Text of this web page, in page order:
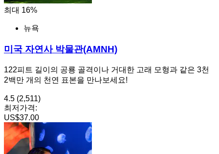
최대 16%
뉴욕
미국 자연사 박물관(AMNH)
122피트 길이의 공룡 골격이나 거대한 고래 모형과 같은 3천
2백만 개의 천연 표본을 만나보세요!
4.5 (2,511)
최저가격:
US$37.00